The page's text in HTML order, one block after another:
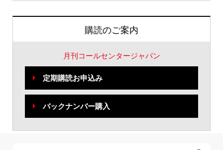
購読のご案内
月刊コールセンタージャパン
定期購読お申込み
バックナンバー購入